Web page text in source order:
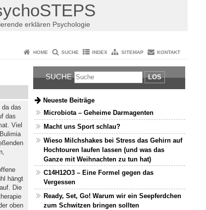
erklären Psychologie
HOME SUCHE INDEX SITEMAP KONTAKT
da das
das
Viel
hängt
Die
oben
SUCHE LOS
Neueste Beiträge
Microbiota – Geheime Darmagenten
Macht uns Sport schlau?
Wieso Milchshakes bei Stress das Gehirn auf
Hochtouren laufen lassen (und was das
Ganze mit Weihnachten zu tun hat)
C14H12O3 – Eine Formel gegen das
Vergessen
Ready, Set, Go! Warum wir ein Seepferdchen
zum Schwitzen bringen sollten